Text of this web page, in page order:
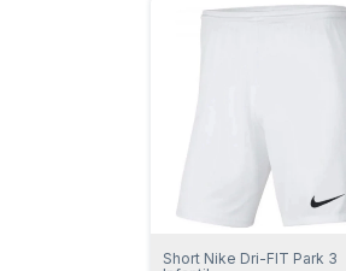
Short Nike Dri-FIT Park 3